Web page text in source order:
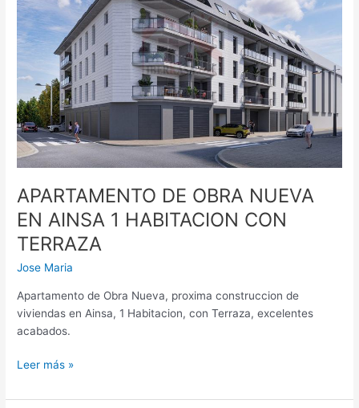
APARTAMENTO DE OBRA NUEVA
EN AINSA 1 HABITACION CON
TERRAZA
Jose Maria
Apartamento de Obra Nueva, proxima construccion de
viviendas en Ainsa, 1 Habitacion, con Terraza, excelentes
acabados.
AINSA
1
HABITACION
CON
TERRAZA
Leer más »